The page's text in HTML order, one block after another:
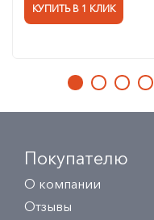
КУПИТЬ В 1 КЛИК
Покупателю
О компании
Отзывы